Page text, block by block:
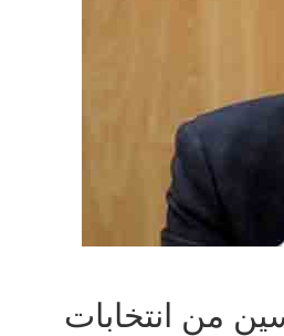
من انتخابات